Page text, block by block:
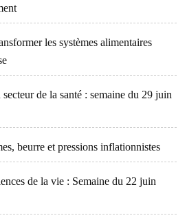
les systèmes alimentaires
de la santé : semaine du 29 juin
beurre et pressions inflationnistes
de la vie : Semaine du 22 juin